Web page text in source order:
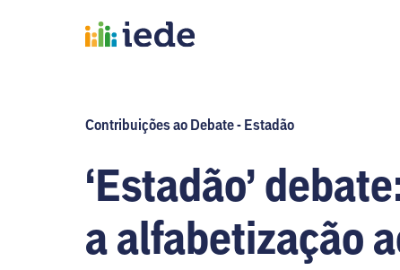
Contribuições ao Debate - Estadão
‘Estadão’
a alfabetização